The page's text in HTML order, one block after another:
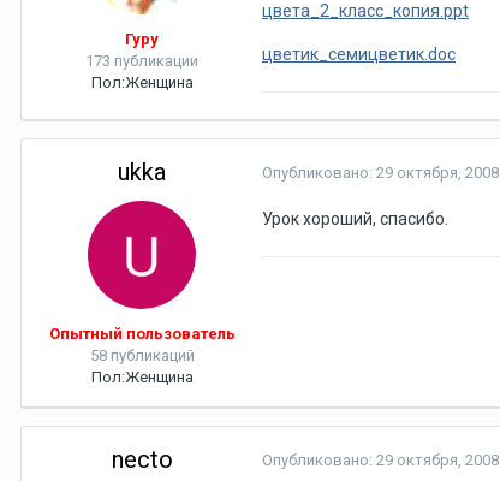
Гуру
173 публикации
Пол:Женщина
цвета_2_класс_копия.ppt
цветик_семицветик.doc
ukka
Опытный пользователь
58 публикаций
Пол:Женщина
Опубликовано: 29 октября, 2008
Урок хороший, спасибо.
necto Опубликовано: 29 октября, 2008